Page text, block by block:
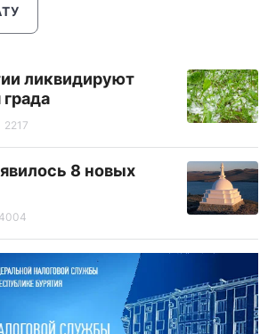
ликвидируют
2217
8 новых
4004